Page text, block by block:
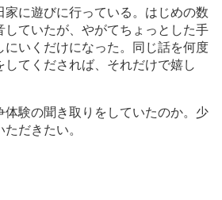
に遊びに行っている。はじめの数
していたが、やがてちょっとした手
にいくだけになった。同じ話を何度
してくだされば、それだけで嬉し
験の聞き取りをしていたのか。少
だきたい。